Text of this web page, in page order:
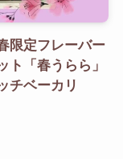
限定フレーバー
ト「春うらら」
チベーカリ